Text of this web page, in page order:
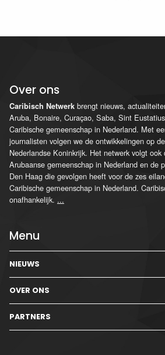
Over ons
Caribisch Netwerk brengt nieuws,
Aruba, Bonaire, Curaçao, Saba, Sint
Caribische gemeenschap in Nederland. Met
journalisten volgen we de ontwikkelingen op
Nederlandse Koninkrijk. Het netwerk volgt
Arubaanse gemeenschap in Nederland en de
Den Haag die gevolgen heeft voor de zes
Caribische gemeenschap in Nederland.
onafhankelijk. ...
Menu
NIEUWS
OVER ONS
PARTNERS